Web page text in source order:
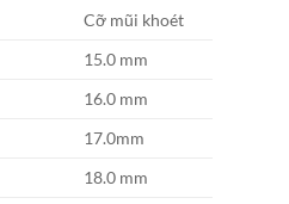
Cỡ mũi khoét
15.0 mm
16.0 mm
17.0mm
18.0 mm